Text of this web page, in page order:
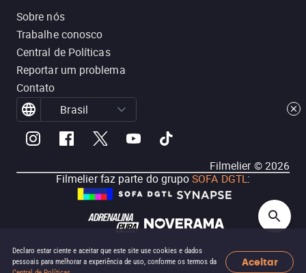
Declaro estar ciente e aceitar que este site use cookies e dados
pessoais para melhorar a experiência de uso, conforme os termos da
Aceitar
Sobre nós
Trabalhe conosco
Central de Políticas
Reportar um problema
Contato
Brasil
Filmelier ©2026
Filmelier faz parte do grupoSOFA DGTL: